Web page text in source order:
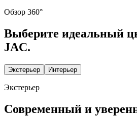
Обзор 360°
Выберите идеальный
JAC.
Экстерьер Интерьер
Экстерьер
Современный и